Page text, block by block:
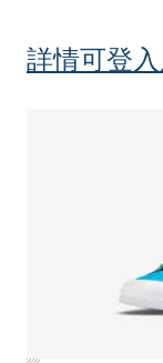
詳情可登